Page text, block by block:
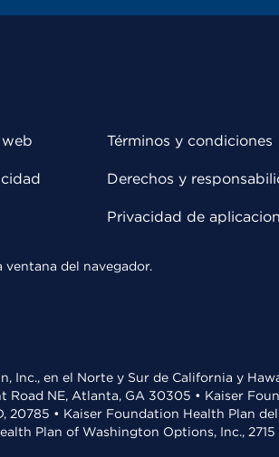
Términos y condiciones
Derechos y
Privacidad de
ventana del navegador.
Inc., en el Norte y Sur de California y
NE, Atlanta, GA 30305 • Kaiser
• Kaiser Foundation Health Plan
Plan of Washington Options, Inc.,